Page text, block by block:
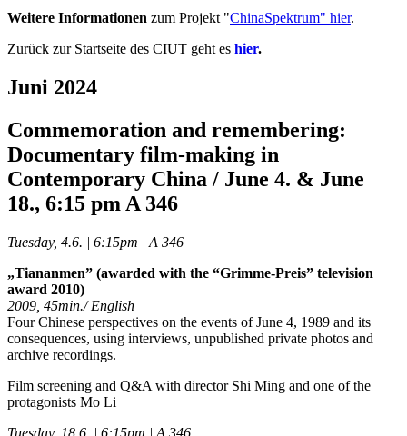
Weitere Informationen zum Projekt "ChinaSpektrum" hier.
Zurück zur Startseite des CIUT geht es hier.
Juni 2024
Commemoration and remembering:
Documentary film-making in
Contemporary China / June 4. & June
18., 6:15 pm A 346
Tuesday, 4.6. | 6:15pm | A 346
„Tiananmen” (awarded with the “Grimme-Preis” television
award 2010)
2009, 45min./ English
Four Chinese perspectives on the events of June 4, 1989 and its
consequences, using interviews, unpublished private photos and
archive recordings.
Film screening and Q&A with director Shi Ming and one of the
protagonists Mo Li
Tuesday, 18.6. | 6:15pm | A 346